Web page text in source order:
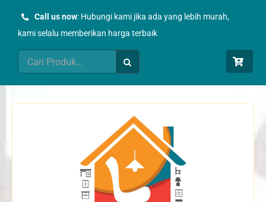
Call us now: Hubungi kami jika ada yang lebih murah,
kami selalu memberikan harga terbaik
Search
for: